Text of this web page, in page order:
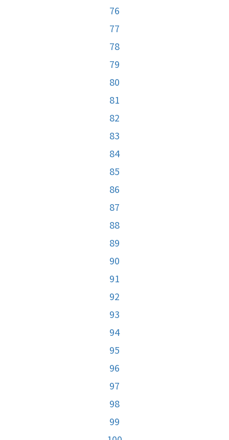
76
77
78
79
80
81
82
83
84
85
86
87
88
89
90
91
92
93
94
95
96
97
98
99